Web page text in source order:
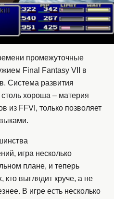
промежуточные
Final Fantasy VII в
Система развития
хороша – материя
из FFVI, только позволяет
игра несколько
плане, и теперь
кто выглядит круче, а не
В игре есть несколько